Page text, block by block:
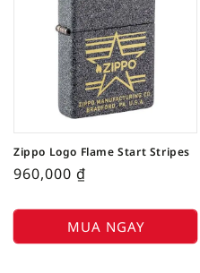
Zippo Logo Flame Start Stripes
960,000 ₫
MUA NGAY